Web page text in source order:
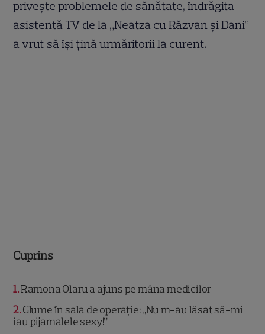
privește problemele de sănătate, îndrăgita
asistentă TV de la „Neatza cu Răzvan și Dani”
a vrut să își țină urmăritorii la curent.
Cuprins
1 Ramona Olaru a ajuns pe mâna medicilor
2 Glume în sala de operație: „Nu m-au lăsat să-mi
iau pijamalele sexy!”